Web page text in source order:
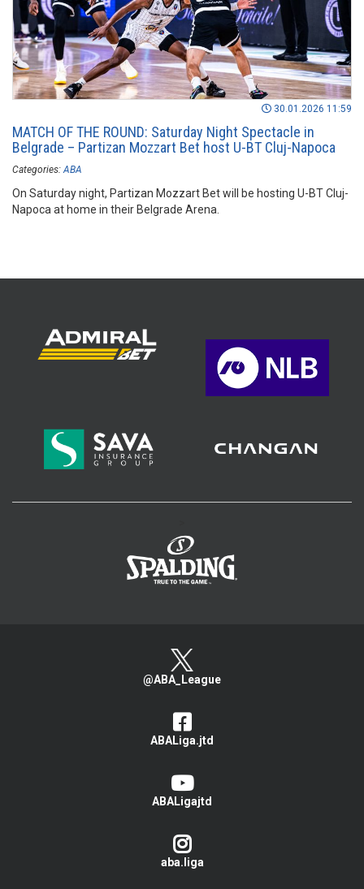
30.01.2026 11:59
MATCH OF THE ROUND: Saturday Night Spectacle in
Belgrade – Partizan Mozzart Bet host U-BT Cluj-Napoca
Categories: ABA
On Saturday night, Partizan Mozzart Bet will be hosting U-BT Cluj-
Napoca at home in their Belgrade Arena.
@ABA_League
ABALiga.jtd
ABALigajtd
aba.liga